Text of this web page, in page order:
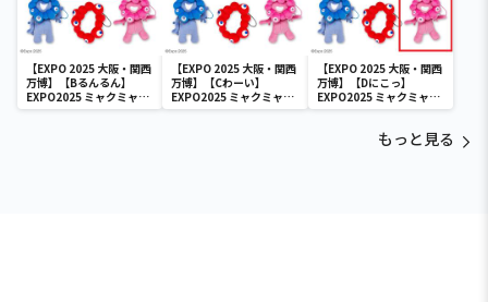
【EXPO 2025 大阪・関西
万博】【Bるんるん】
EXPO2025 ミャクミャク
カラフルゴム紐付きぬい
【EXPO 2025 大阪・関西
万博】【Cわーい】
EXPO2025 ミャクミャク
カラフルゴム紐付きぬい
【EXPO 2025 大阪・関西
万博】【Dにこっ】
EXPO2025 ミャクミャク
カラフルゴム紐付きぬい
もっと見る